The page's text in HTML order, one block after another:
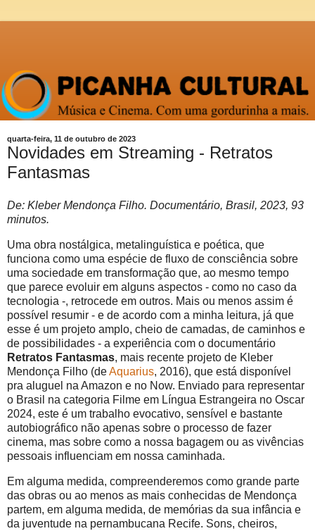
quarta-feira, 11 de outubro de 2023
Novidades em Streaming - Retratos
Fantasmas
De: Kleber Mendonça Filho. Documentário, Brasil, 2023, 93
minutos.
Uma obra nostálgica, metalinguística e poética, que
funciona como uma espécie de fluxo de consciência sobre
uma sociedade em transformação que, ao mesmo tempo
que parece evoluir em alguns aspectos - como no caso da
tecnologia -, retrocede em outros. Mais ou menos assim é
possível resumir - e de acordo com a minha leitura, já que
esse é um projeto amplo, cheio de camadas, de caminhos e
de possibilidades - a experiência com o documentário
Retratos Fantasmas, mais recente projeto de Kleber
Mendonça Filho (deAquarius, 2016), que está disponível
pra aluguel na Amazon e no Now. Enviado para representar
o Brasil na categoria Filme em Língua Estrangeira no Oscar
2024, este é um trabalho evocativo, sensível e bastante
autobiográfico não apenas sobre o processo de fazer
cinema, mas sobre como a nossa bagagem ou as vivências
pessoais influenciam em nossa caminhada.
Em alguma medida, compreenderemos como grande parte
das obras ou ao menos as mais conhecidas de Mendonça
partem, em alguma medida, de memórias da sua infância e
da juventude na pernambucana Recife. Sons, cheiros,